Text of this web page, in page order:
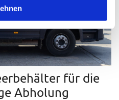
für die
Abholung